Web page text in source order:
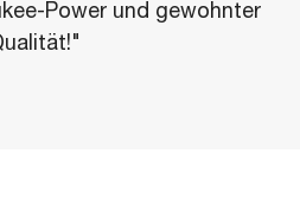
Power und gewohnter